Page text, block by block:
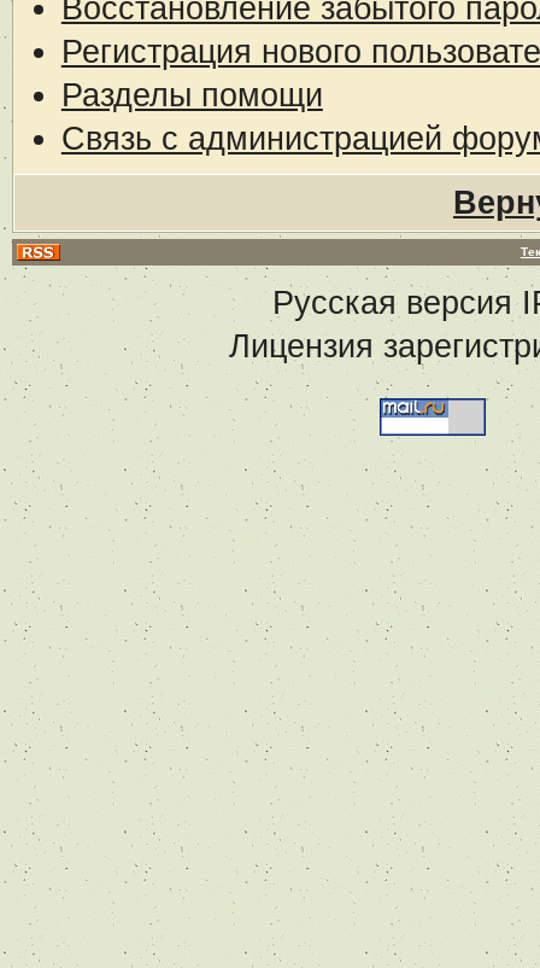
Восстановление забытого
Регистрация нового
Разделы помощи
Связь с администрацией
Русская версия
Лицензия